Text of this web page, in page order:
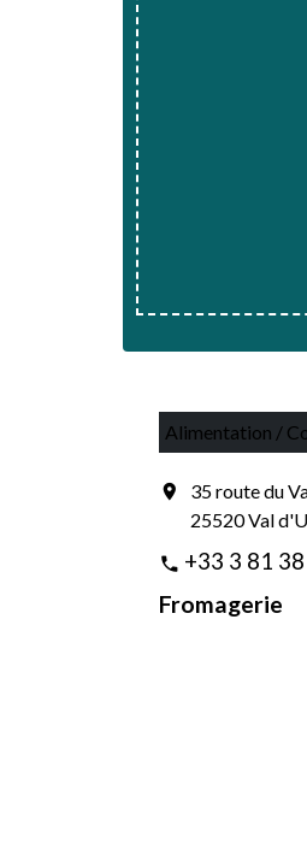
Alimentation /
location_on
35 route du
25520 Val
phone +33 3 81
Fromagerie